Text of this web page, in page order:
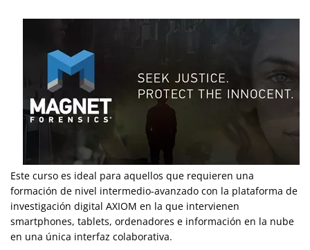
Este curso es ideal para aquellos que requieren una
formación de nivel intermedio-avanzado con la plataforma de
investigación digital AXIOM en la que intervienen
smartphones, tablets, ordenadores e información en la nube
en una única interfaz colaborativa.